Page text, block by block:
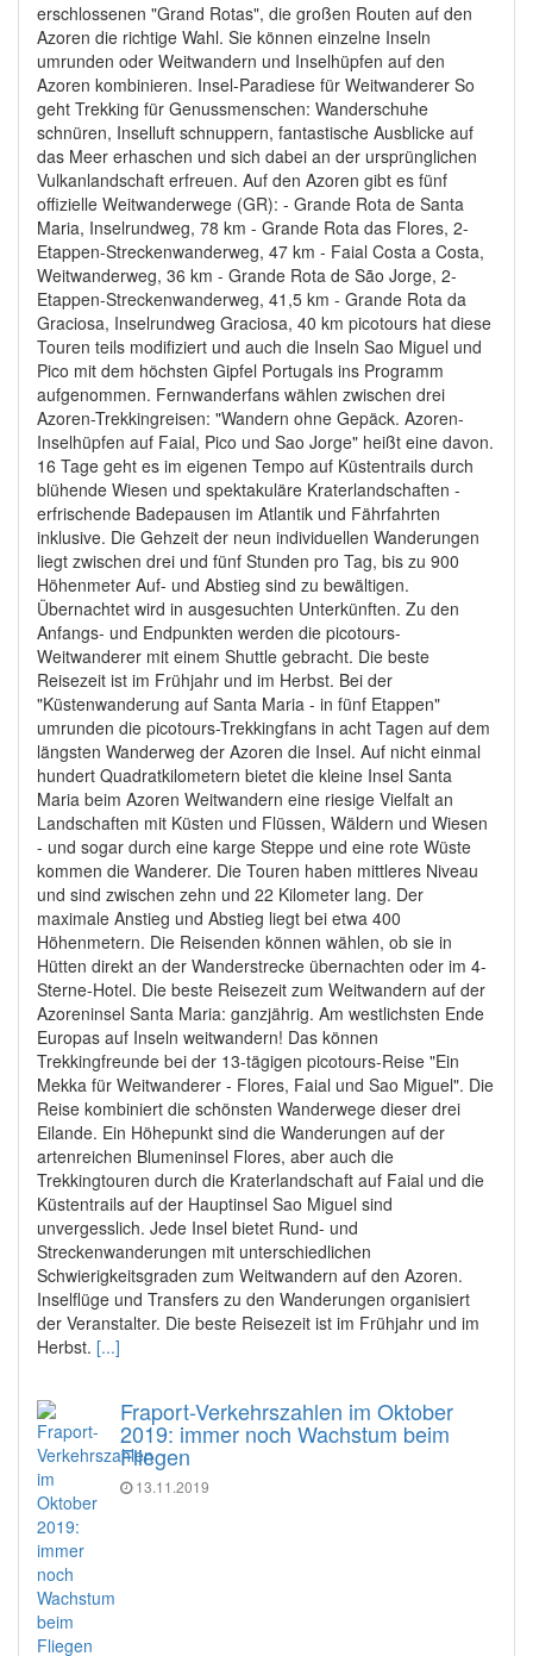
erschlossenen "Grand Rotas", die großen Routen auf den
Azoren die richtige Wahl. Sie können einzelne Inseln
umrunden oder Weitwandern und Inselhüpfen auf den
Azoren kombinieren. Insel-Paradiese für Weitwanderer So
geht Trekking für Genussmenschen: Wanderschuhe
schnüren, Inselluft schnuppern, fantastische Ausblicke auf
das Meer erhaschen und sich dabei an der ursprünglichen
Vulkanlandschaft erfreuen. Auf den Azoren gibt es fünf
offizielle Weitwanderwege (GR): - Grande Rota de Santa
Maria, Inselrundweg, 78 km - Grande Rota das Flores, 2-
Etappen-Streckenwanderweg, 47 km - Faial Costa a Costa,
Weitwanderweg, 36 km - Grande Rota de São Jorge, 2-
Etappen-Streckenwanderweg, 41,5 km - Grande Rota da
Graciosa, Inselrundweg Graciosa, 40 km picotours hat diese
Touren teils modifiziert und auch die Inseln Sao Miguel und
Pico mit dem höchsten Gipfel Portugals ins Programm
aufgenommen. Fernwanderfans wählen zwischen drei
Azoren-Trekkingreisen: "Wandern ohne Gepäck. Azoren-
Inselhüpfen auf Faial, Pico und Sao Jorge" heißt eine davon.
16 Tage geht es im eigenen Tempo auf Küstentrails durch
blühende Wiesen und spektakuläre Kraterlandschaften -
erfrischende Badepausen im Atlantik und Fährfahrten
inklusive. Die Gehzeit der neun individuellen Wanderungen
liegt zwischen drei und fünf Stunden pro Tag, bis zu 900
Höhenmeter Auf- und Abstieg sind zu bewältigen.
Übernachtet wird in ausgesuchten Unterkünften. Zu den
Anfangs- und Endpunkten werden die picotours-
Weitwanderer mit einem Shuttle gebracht. Die beste
Reisezeit ist im Frühjahr und im Herbst. Bei der
"Küstenwanderung auf Santa Maria - in fünf Etappen"
umrunden die picotours-Trekkingfans in acht Tagen auf dem
längsten Wanderweg der Azoren die Insel. Auf nicht einmal
hundert Quadratkilometern bietet die kleine Insel Santa
Maria beim Azoren Weitwandern eine riesige Vielfalt an
Landschaften mit Küsten und Flüssen, Wäldern und Wiesen
- und sogar durch eine karge Steppe und eine rote Wüste
kommen die Wanderer. Die Touren haben mittleres Niveau
und sind zwischen zehn und 22 Kilometer lang. Der
maximale Anstieg und Abstieg liegt bei etwa 400
Höhenmetern. Die Reisenden können wählen, ob sie in
Hütten direkt an der Wanderstrecke übernachten oder im 4-
Sterne-Hotel. Die beste Reisezeit zum Weitwandern auf der
Azoreninsel Santa Maria: ganzjährig. Am westlichsten Ende
Europas auf Inseln weitwandern! Das können
Trekkingfreunde bei der 13-tägigen picotours-Reise "Ein
Mekka für Weitwanderer - Flores, Faial und Sao Miguel". Die
Reise kombiniert die schönsten Wanderwege dieser drei
Eilande. Ein Höhepunkt sind die Wanderungen auf der
artenreichen Blumeninsel Flores, aber auch die
Trekkingtouren durch die Kraterlandschaft auf Faial und die
Küstentrails auf der Hauptinsel Sao Miguel sind
unvergesslich. Jede Insel bietet Rund- und
Streckenwanderungen mit unterschiedlichen
Schwierigkeitsgraden zum Weitwandern auf den Azoren.
Inselflüge und Transfers zu den Wanderungen organisiert
der Veranstalter. Die beste Reisezeit ist im Frühjahr und im
Herbst. [...]
Fraport-Verkehrszahlen im Oktober
2019: immer noch Wachstum beim
Fliegen
13.11.2019